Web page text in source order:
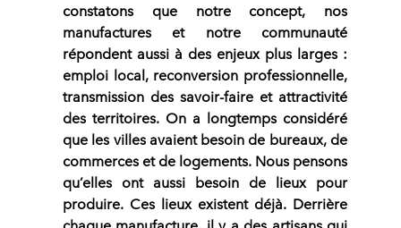
constatons que notre concept, nos
manufactures et notre communauté
répondent aussi à des enjeux plus larges :
emploi local, reconversion professionnelle,
transmission des savoir-faire et attractivité
des territoires. On a longtemps considéré
que les villes avaient besoin de bureaux, de
commerces et de logements. Nous pensons
qu’elles ont aussi besoin de lieux pour
produire. Ces lieux existent déjà. Derrière